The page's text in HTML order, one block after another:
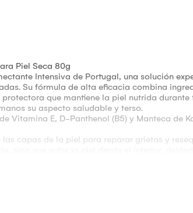
Piel Seca 80g
Intensiva de Portugal, una solución
Su fórmula de alta eficacia combina
que mantiene la piel nutrida
su aspecto saludable y terso.
Vitamina E, D-Panthenol (B5) y Manteca de
capas de la piel para reparar grietas y